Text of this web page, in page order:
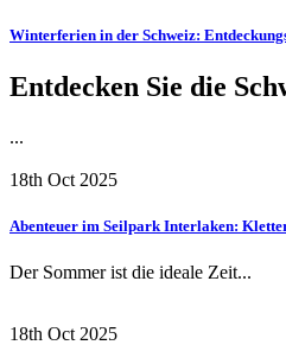
Winterferien in der Schweiz:
Entdecken Sie die
...
18th Oct 2025
Abenteuer im Seilpark Interlaken:
Der Sommer ist die ideale Zeit...
18th Oct 2025